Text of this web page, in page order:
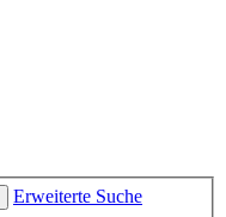
Erweiterte Suche